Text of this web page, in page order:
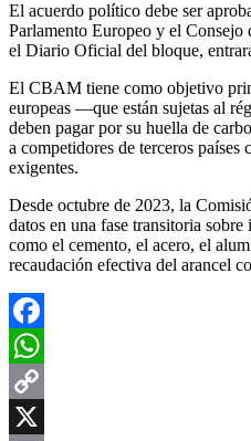
El acuerdo político debe ser
Parlamento Europeo y el
el Diario Oficial del bloque,
El CBAM tiene como objetivo
europeas —que están sujetas al
deben pagar por su huella de
a competidores de terceros países
exigentes.
Desde octubre de 2023, la
datos en una fase transitoria
como el cemento, el acero, el
recaudación efectiva del arancel
Facebook
WhatsApp
Copy